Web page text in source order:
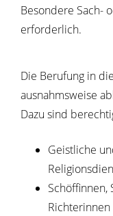
Besondere Sach-
erforderlich.
Die Berufung in
ausnahmsweise
Dazu sind
Geistliche
Religion